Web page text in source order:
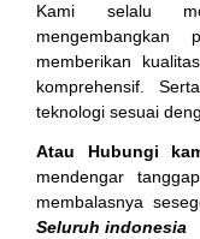
Kami selalu
memberikan
komprehensif.
teknologi sesuai
Atau Hubungi
mendengar
membalasnya
Seluruh indonesia